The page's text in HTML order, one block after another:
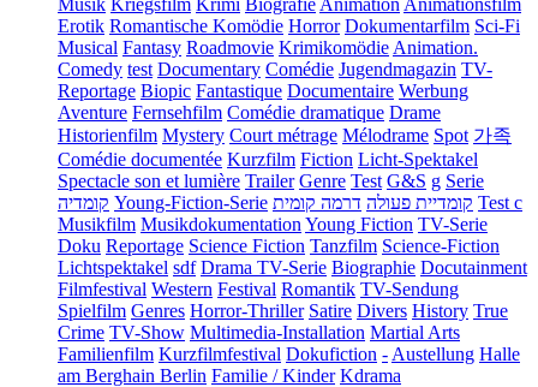
Erotik Romantische Komödie Horror Dokumentarfilm Sci-Fi
Musical Fantasy Roadmovie Krimikomödie Animation.
Comedy test Documentary Comédie Jugendmagazin TV-
Reportage Biopic Fantastique Documentaire Werbung
Aventure Fernsehfilm Comédie dramatique Drame
Historienfilm Mystery Court métrage Mélodrame Spot 가족
Comédie documentée Kurzfilm Fiction Licht-Spektakel
Spectacle son et lumière Trailer Genre Test G&S g Serie
קומדיה Young-Fiction-Serie קומדיית פעולה דרמה קומית
Test c
Musikfilm Musikdokumentation Young Fiction TV-Serie
Doku Reportage Science Fiction Tanzfilm Science-Fiction
Lichtspektakel sdf Drama TV-Serie Biographie Docutainment
Filmfestival Western Festival Romantik TV-Sendung
Spielfilm Genres Horror-Thriller Satire Divers History True
Crime TV-Show Multimedia-Installation Martial Arts
Familienfilm Kurzfilmfestival Dokufiction - Austellung Halle
am Berghain Berlin Familie / Kinder Kdrama